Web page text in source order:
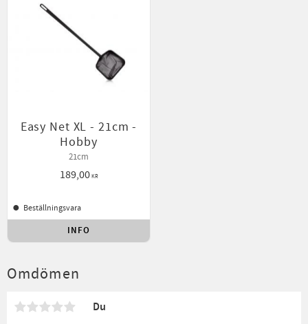
Omdömen
Du
Easy Net XL - 21cm -
Hobby
21cm
189,00KR
Beställningsvara
INFO